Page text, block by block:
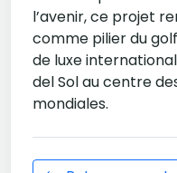
l’avenir, ce projet
comme pilier du
de luxe
del Sol au centre
mondiales.